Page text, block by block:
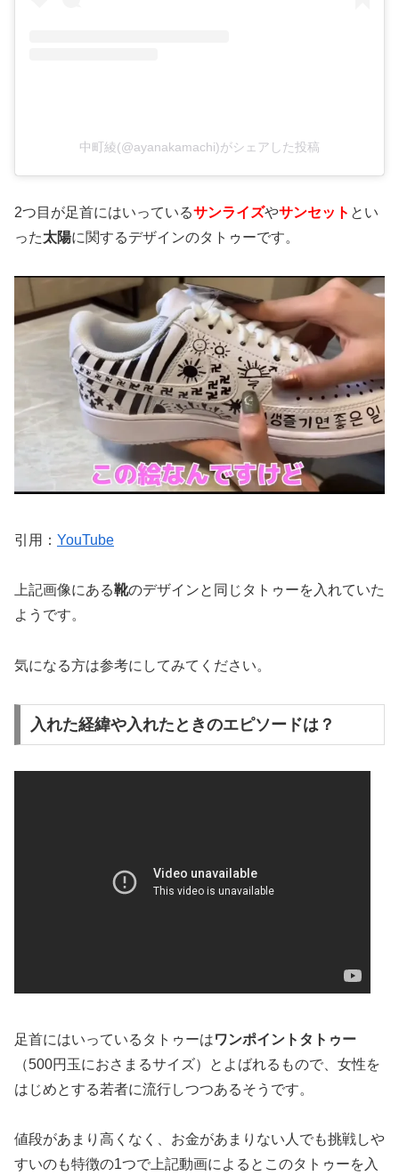
中町綾(@ayanakamachi)がシェアした投稿
2つ目が足首にはいっているサンライズやサンセット とい
った太陽に関するデザインのタトゥーです。
引用： YouTube
上記画像にある靴のデザインと同じタトゥーを入れていた
ようです。
気になる方は参考にしてみてください。
入れた経緯や入れたときのエピソードは？
足首にはいっているタトゥーはワンポイントタトゥー
（500円玉におさまるサイズ）とよばれるもので、女性を
はじめとする若者に流行しつつあるそうです。
値段があまり高くなく、お金があまりない人でも挑戦しや
すいのも特徴の1つで上記動画によるとこのタトゥーを入